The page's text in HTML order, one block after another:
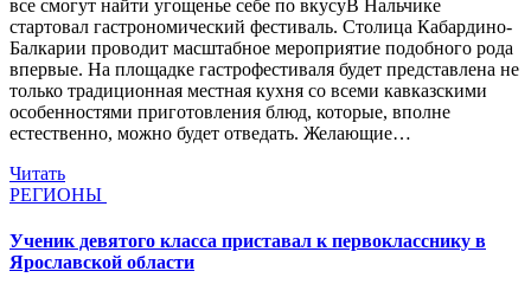
все смогут найти угощенье себе по вкусуВ Нальчике
стартовал гастрономический фестиваль. Столица Кабардино-
Балкарии проводит масштабное мероприятие подобного рода
впервые. На площадке гастрофестиваля будет представлена не
только традиционная местная кухня со всеми кавказскими
особенностями приготовления блюд, которые, вполне
естественно, можно будет отведать. Желающие…
Читать
РЕГИОНЫ
Ученик девятого класса приставал к первокласснику в
Ярославской области